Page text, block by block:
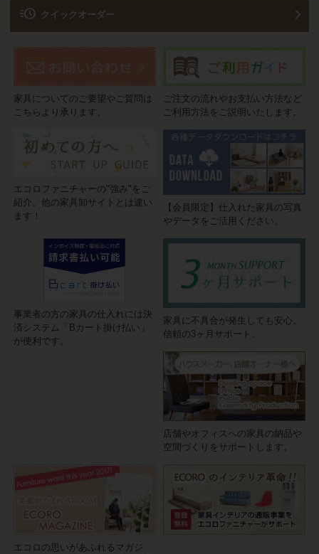
acute クイックオーダー
家具についてのご要望やご質問は
こちらより承ります。
ご注文の流れやお支払い方法など
ご利用方法をご説明いたします。
エコロファニチャーの"強み"をご
紹介。他の家具卸サイトとは違い
ます！
【会員限定】仕入れた家具の写真
やデータをご活用ください。
事業者の方の家具の仕入れには決
済システム「Bカート掛け払い」
が便利です。
家具に不具合が発生しても安心。
信頼の3ヶ月サポート。
店舗やオフィスへの家具の納品や
空間づくりをサポートします。
エコロの思いがあふれるマガジ